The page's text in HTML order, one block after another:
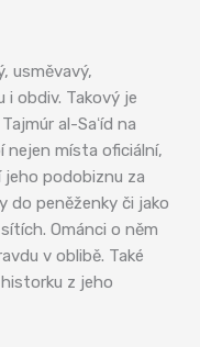
usměvavý,
obdiv. Takový je
al-Saʻíd na
místa oficiální,
jeho podobiznu za
do peněženky či jako
Ománci o něm
v oblibě. Také
z jeho